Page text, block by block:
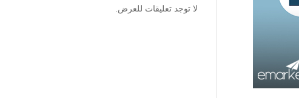
لا توجد تعليقات للعرض.